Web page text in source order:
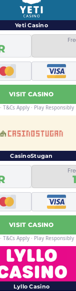
Yeti Casino
VISIT CASINO
T&Cs Apply · Play Responsibly
CasinoStugan
VISIT CASINO
T&Cs Apply · Play Responsibly
Lyllo Casino